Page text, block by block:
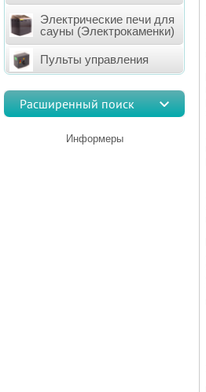
Электрические печи для
сауны (Электрокаменки)
Пульты управления
Расширенный поиск
Информеры